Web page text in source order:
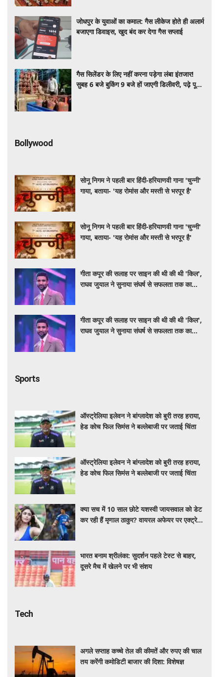
जोधपुर के युवाओं का कमाल: गैस लीकेज होते ही अलार्म
बजाएगा डिवाइस, खुद बंद कर देगा गैस सप्लाई
गैस सिलेंडर के लिए नहीं करना पड़ेगा लंबा इंतजार!
सुबह 6 बजे बुकिंग 9 बजे हों जाएगी डिलीवरी, पढ़े पूरी
Bollywood
सोनू निगम ने पहली बार हिंदी-हरियाणवी गाना 'चुन्नी'
गाया, बताया- 'यह रोमांस और मस्ती से भरपूर है'
सोनू निगम ने पहली बार हिंदी-हरियाणवी गाना 'चुन्नी'
गाया, बताया- 'यह रोमांस और मस्ती से भरपूर है'
गीता कपूर की सलाह पर साइन की थी की थी 'किल',
राघव जुयाल ने सुनाया संघर्ष से सफलता तक का
गीता कपूर की सलाह पर साइन की थी की थी 'किल',
राघव जुयाल ने सुनाया संघर्ष से सफलता तक का
Sports
ऑस्ट्रेलिया इलेवन ने बांग्लादेश को बुरी तरह हराया,
हेड कोच फिल सिमंस ने बल्लेबाजी पर जताई चिंता
ऑस्ट्रेलिया इलेवन ने बांग्लादेश को बुरी तरह हराया,
हेड कोच फिल सिमंस ने बल्लेबाजी पर जताई चिंता
क्या सच में 10 साल छोटे यशस्वी जायसवाल को डेट
कर रही हैं मृणाल ठाकुर? वायरल अफेयर पर एक्ट्रेस
भारत बनाम श्रीलंका: सुदर्शन पहले टेस्ट से बाहर,
दूसरे मैच में खेलने पर भी संशय
Tech
अगले सप्ताह कच्चे तेल की कीमतें और रुपए की चाल
तय करेंगी कमोडिटी बाजार की दिशा: विशेषज्ञ